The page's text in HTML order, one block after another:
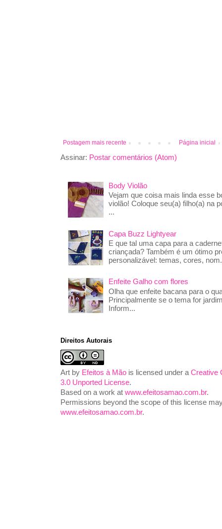
Postagem mais recente Página inicial
Assinar: Postar comentários (Atom)
Body Violão
Vejam que coisa mais linda esse
violão! Coloque seu(a) filho(a) na
...
Capa Buzz Lightyear
E que tal uma capa para a
criançada? Também é um ótimo
personalizável: temas, cores,
Enfeite Galho com flores
Olha que enfeite bacana para o
Principalmente se o tema for
Inform...
Direitos Autorais
Art by Efeitos à Mão is licensed under a Creative
3.0 Unported License.
Based on a work at www.efeitosamao.com.br.
Permissions beyond the scope of this license
www.efeitosamao.com.br.